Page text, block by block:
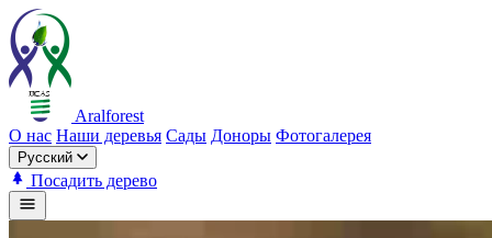
Aralforest
О нас Наши деревья Сады Доноры Фотогалерея
Русский
Посадить дерево